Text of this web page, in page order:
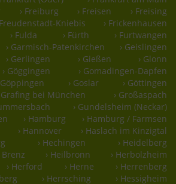
› Freiburg › Freisen
› Freising
Freudenstadt-Kniebis
› Frickenhausen
› Fulda › Fürth
› Furtwangen
› Garmisch-Patenkirchen
› Geislingen
› Gerlingen › Gießen
› Glonn
› Göggingen
› Gomadingen-Dapfen
Göppingen › Goslar
› Göttingen
Grafing bei München
› Großaspach
› Gundelsheim (Neckar)
› Hamburg
› Hamburg / Farmsen
› Hannover
› Haslach im Kinzigtal
› Hechingen
› Heidelberg
› Heilbronn
› Herbolzheim
› Herford › Herne
› Herrenberg
› Herrsching
› Hessigheim